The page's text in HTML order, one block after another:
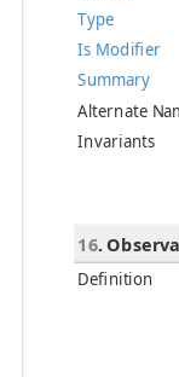
Type
Is Modifier
Summary
Alternate
Invariants
16.
Definition